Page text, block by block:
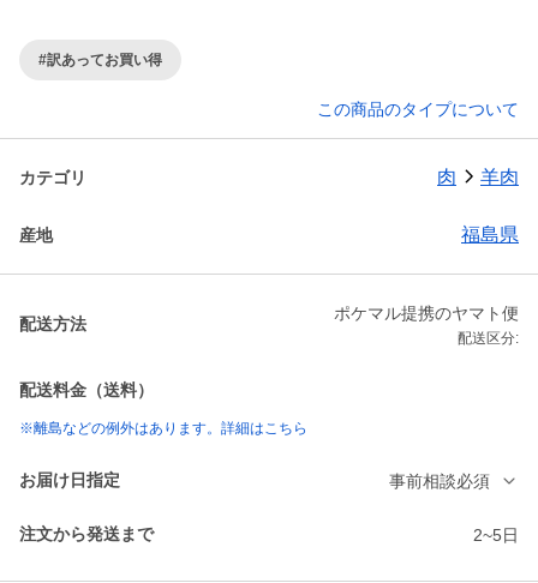
#訳あってお買い得
この商品のタイプについて
カテゴリ 肉 羊肉
産地 福島県
配送方法
ポケマル提携のヤマト便
配送区分:
配送料金（送料）
※離島などの例外はあります。詳細はこちら
お届け日指定 事前相談必須
注文から発送まで 2~5日